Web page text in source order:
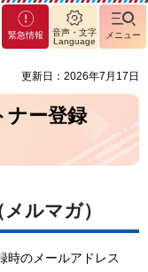
緊急情報
音声・文字
Language
メニュー
更新日：2026年7月17日
ナー登録
ルマガ）
時のメールアドレス